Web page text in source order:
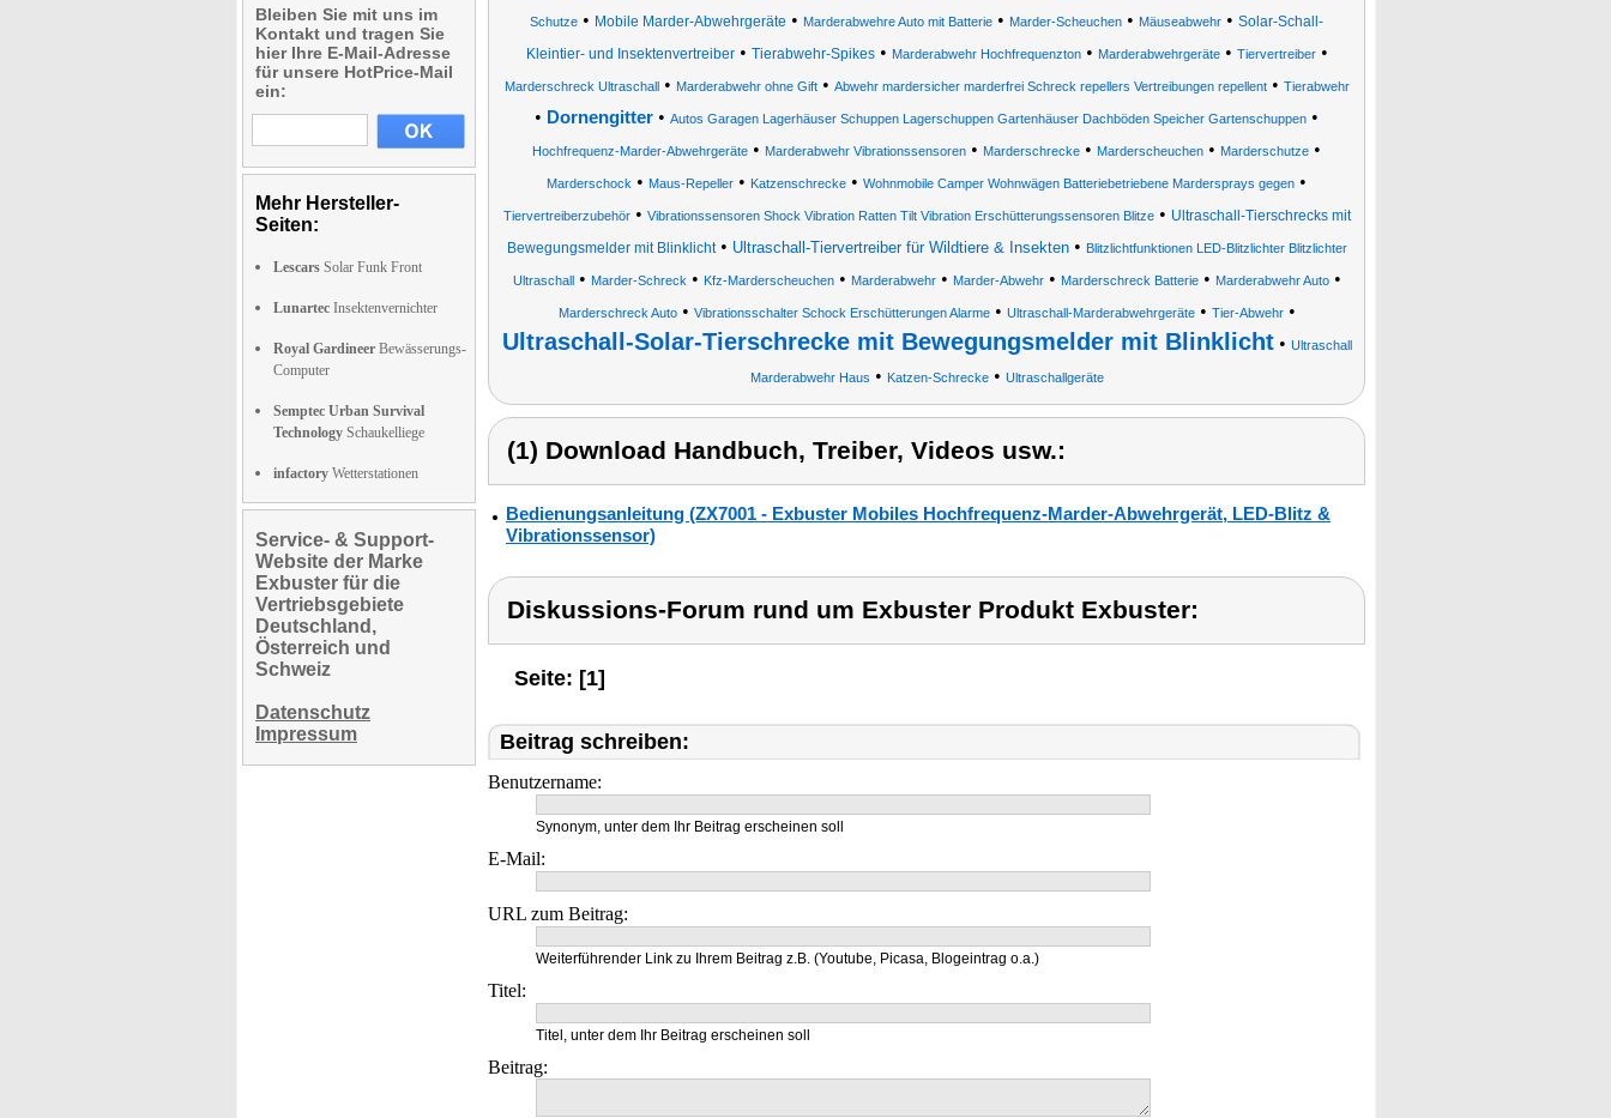
Bleiben Sie mit uns im
Kontakt und tragen Sie
hier Ihre E-Mail-Adresse
für unsere HotPrice-Mail
ein:
Mehr Hersteller-
Seiten:
Lescars Solar Funk Front
Lunartec Insektenvernichter
Royal Gardineer Bewässerungs-
Computer
Semptec Urban Survival
Technology Schaukelliege
infactory Wetterstationen
Service- & Support-
Website der Marke
Exbuster für die
Vertriebsgebiete
Deutschland,
Österreich und
Schweiz
Datenschutz
Impressum
Schutze • Mobile Marder-Abwehrgeräte • Marderabwehre Auto mit Batterie • Marder-Scheuchen • Mäuseabwehr • Solar-Schall-
Kleintier- und Insektenvertreiber• Tierabwehr-Spikes• Marderabwehr Hochfrequenzton• Marderabwehrgeräte• Tiervertreiber•
Marderschreck Ultraschall• Marderabwehr ohne Gift• Abwehr mardersicher marderfrei Schreck repellers Vertreibungen repellent• Tierabwehr
• Dornengitter • Autos Garagen Lagerhäuser Schuppen Lagerschuppen Gartenhäuser Dachböden Speicher Gartenschuppen •
Hochfrequenz-Marder-Abwehrgeräte • Marderabwehr Vibrationssensoren • Marderschrecke • Marderscheuchen • Marderschutze •
Marderschock • Maus-Repeller • Katzenschrecke • Wohnmobile Camper Wohnwägen Batteriebetriebene Mardersprays gegen •
Tiervertreiberzubehör• Vibrationssensoren Shock Vibration Ratten Tilt Vibration Erschütterungssensoren Blitze• Ultraschall-Tierschrecks mit
Bewegungsmelder mit Blinklicht• Ultraschall-Tiervertreiber für Wildtiere & Insekten• Blitzlichtfunktionen LED-Blitzlichter Blitzlichter
Ultraschall• Marder-Schreck • Kfz-Marderscheuchen• Marderabwehr• Marder-Abwehr• Marderschreck Batterie• Marderabwehr Auto•
Marderschreck Auto• Vibrationsschalter Schock Erschütterungen Alarme• Ultraschall-Marderabwehrgeräte• Tier-Abwehr•
Ultraschall-Solar-Tierschrecke mit Bewegungsmelder mit Blinklicht• Ultraschall
Marderabwehr Haus • Katzen-Schrecke• Ultraschallgeräte
(1) Download Handbuch, Treiber, Videos usw.:
Bedienungsanleitung (ZX7001 - Exbuster Mobiles Hochfrequenz-Marder-Abwehrgerät, LED-Blitz &
Vibrationssensor)
Diskussions-Forum rund um Exbuster Produkt Exbuster:
Seite: [1]
Beitrag schreiben:
Benutzername:
Synonym, unter dem Ihr Beitrag erscheinen soll
E-Mail:
URL zum Beitrag:
Weiterführender Link zu Ihrem Beitrag z.B. (Youtube, Picasa, Blogeintrag o.a.)
Titel:
Titel, unter dem Ihr Beitrag erscheinen soll
Beitrag: